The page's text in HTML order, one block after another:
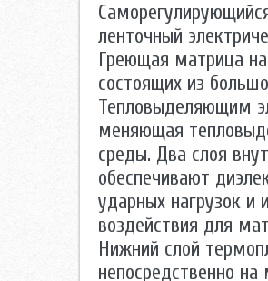
ленточный
Греющая матрица
состоящих из
Тепловыделяющим
меняющая
среды. Два слоя
обеспечивают
ударных нагрузок и
воздействия для
Нижний слой
непосредственно